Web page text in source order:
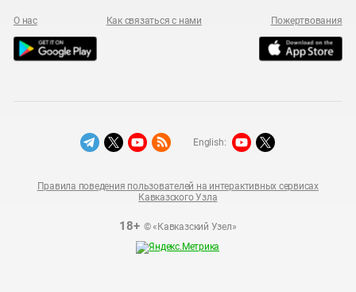
О нас Как связаться с нами Пожертвования
18+© «Кавказский Узел»
Правила поведения пользователей на интерактивных сервисах
Кавказского Узла
English: